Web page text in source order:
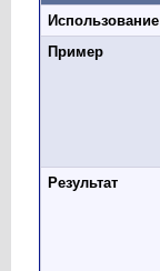
Использование
Пример
Результат